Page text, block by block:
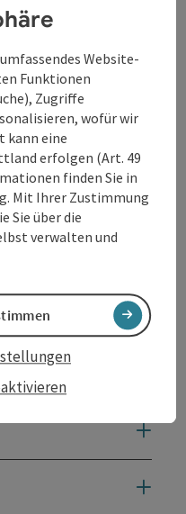
Website-
Funktionen
Zugriffe
wofür wir
kann eine
erfolgen (Art. 49
finden Sie in
. Mit Ihrer Zustimmung
Sie über die
verwalten und